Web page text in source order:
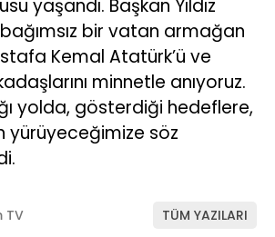
yaşandı. Başkan Yıldız
bağımsız bir vatan armağan
Kemal Atatürk’ü ve
minnetle anıyoruz.
yolda, gösterdiği hedeflere,
yürüyeceğimize söz
TV TÜM YAZILARI